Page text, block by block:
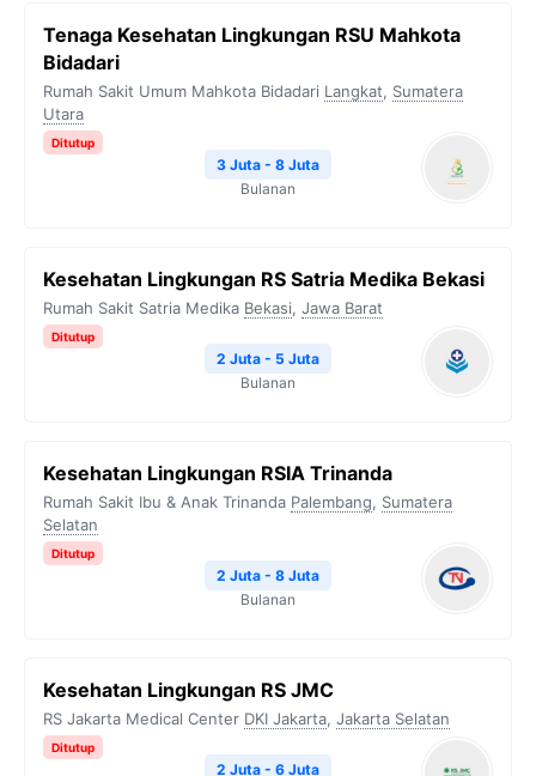
Tenaga Kesehatan Lingkungan RSU Mahkota
Bidadari
Rumah Sakit Umum Mahkota Bidadari Langkat, Sumatera
Utara
Ditutup
3 Juta - 8 Juta
Bulanan
Kesehatan Lingkungan RS Satria Medika Bekasi
Rumah Sakit Satria Medika Bekasi, Jawa Barat
Ditutup
2 Juta - 5 Juta
Bulanan
Kesehatan Lingkungan RSIA Trinanda
Rumah Sakit Ibu & Anak Trinanda Palembang, Sumatera
Selatan
Ditutup
2 Juta - 8 Juta
Bulanan
Kesehatan Lingkungan RS JMC
RS Jakarta Medical Center DKI Jakarta, Jakarta Selatan
Ditutup
2 Juta - 6 Juta